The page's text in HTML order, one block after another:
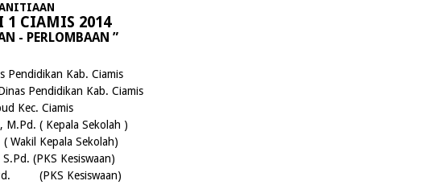
1 CIAMIS 2014
- PERLOMBAAN ”
Kab. Ciamis
Kab. Ciamis
Ciamis
( Kepala Sekolah )
Kepala Sekolah)
(PKS Kesiswaan)